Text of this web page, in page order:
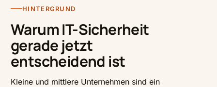
HINTERGRUND
Warum IT-Sicherheit
gerade jetzt
entscheidend ist
Kleine und mittlere Unternehmen sind ein